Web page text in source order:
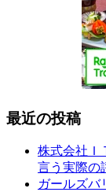
最近の投稿
株式会社Ｉ
言う実際の
ガールズバ